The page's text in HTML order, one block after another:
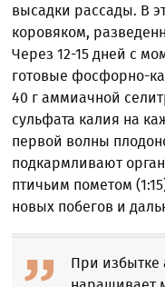
высадки рассады. В
коровяком,
Через 12-15 дней с
готовые фосфорно-
40 г аммиачной
сульфата калия на
первой волны
подкармливают
птичьим пометом
новых побегов и
При избытке